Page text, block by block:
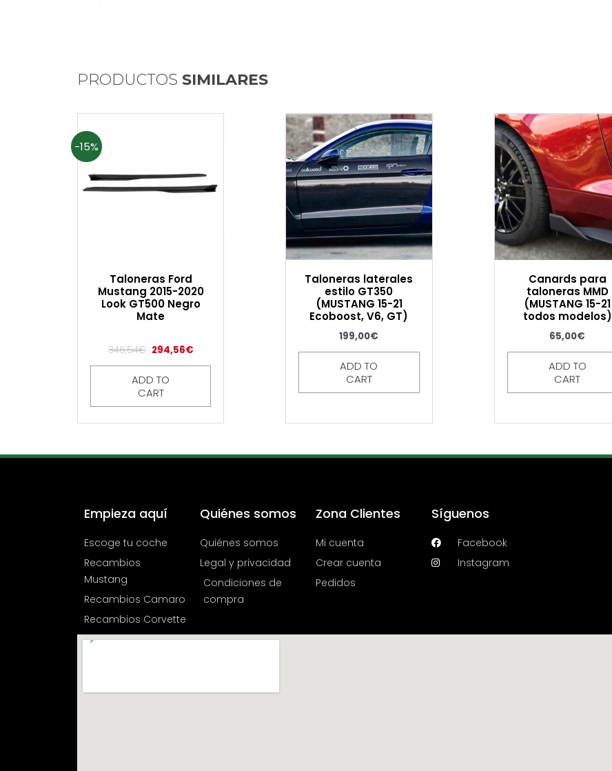
PRODUCTOS SIMILARES
-15%
Taloneras Ford
Mustang 2015-2020
Look GT500 Negro
Mate
346,54€ 294,56€
ADD TO
CART
Taloneras laterales
estilo GT350
(MUSTANG 15-21
Ecoboost, V6, GT)
199,00€
ADD TO
CART
Canards para
taloneras MMD
(MUSTANG 15-21
todos modelos)
65,00€
ADD TO
CART
Empieza aquí
Escoge tu coche
Recambios
Mustang
Recambios Camaro
Recambios Corvette
Quiénes somos
Quiénes somos
Legal y privacidad
Condiciones de
compra
Zona Clientes
Mi cuenta
Crear cuenta
Pedidos
Síguenos
Facebook
Instagram